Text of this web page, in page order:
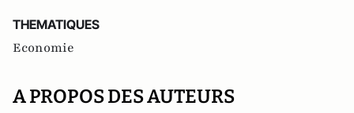
THEMATIQUES
Economie
A PROPOS DES AUTEURS